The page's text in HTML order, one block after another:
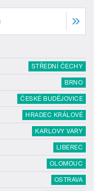
STŘEDNÍ ČECHY
BRNO
ČESKÉ BUDĚJOVICE
HRADEC KRÁLOVÉ
KARLOVY VARY
LIBEREC
OLOMOUC
OSTRAVA